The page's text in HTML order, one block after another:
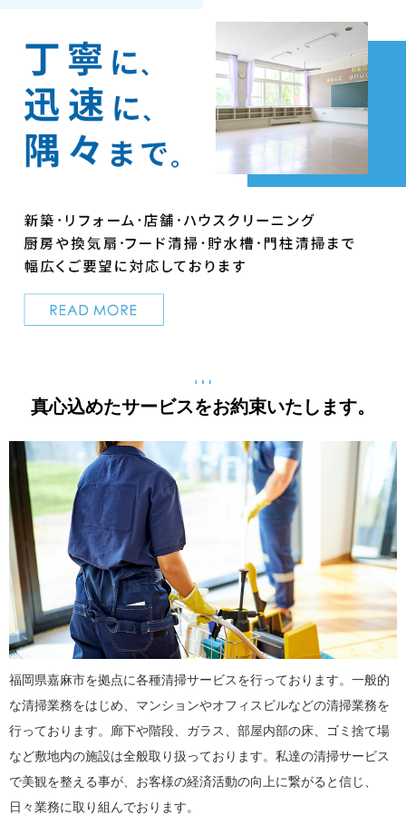
真心込めたサービスをお約束いたします。
福岡県嘉麻市を拠点に各種清掃サービスを行っております。一般的
な清掃業務をはじめ、マンションやオフィスビルなどの清掃業務を
行っております。廊下や階段、ガラス、部屋内部の床、ゴミ捨て場
など敷地内の施設は全般取り扱っております。私達の清掃サービス
で美観を整える事が、お客様の経済活動の向上に繋がると信じ、
日々業務に取り組んでおります。